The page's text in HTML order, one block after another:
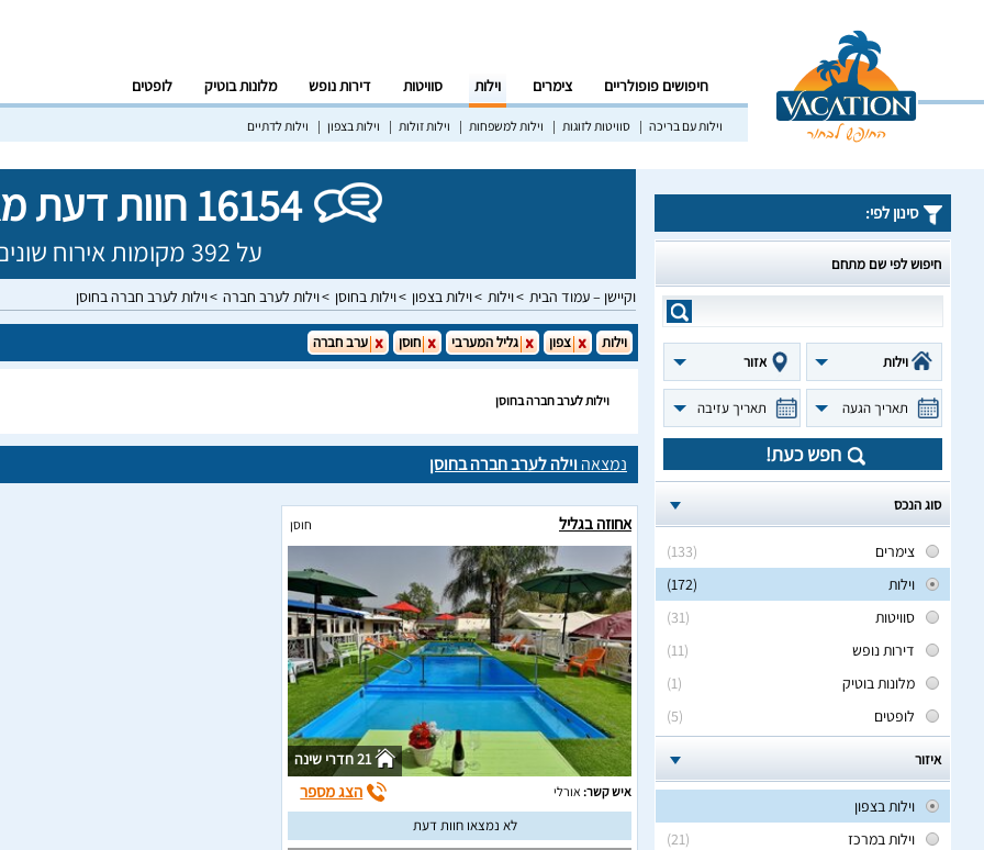
חיפושים פופולריים צימרים וילות סוויטות דירות נופש מלונות בוטיק לופטים
וילות עם בריכה סוויטות לזוגות וילות למשפחות וילות זולות וילות בצפון וילות לדתיים
16154 חוות דעת מאומתות!
על 392 מקומות אירוח שונים בישראל
וקיישן – עמוד הבית וילות וילות בצפון וילות בחוסן וילות לערב חברה וילות לערב חברה בחוסן
סינון לפי:
חיפוש לפי שם מתחם
וילות אזור
תאריך הגעה תאריך עזיבה
חפש כעת!
סוג הנכס
(133)
צימרים
(172)
וילות
(31)
סוויטות
(11)
דירות נופש
(1)
מלונות בוטיק
(5)
לופטים
איזור
וילות בצפון
(21)
וילות במרכז
וילות צפון גליל המערבי חוסן ערב חברה
וילות לערב חברה בחוסן
נמצאהוילה לערב חברה בחוסן
אחוזה בגליל חוסן
21 חדרי שינה
איש קשר: אורלי הצג מספר
לא נמצאו חוות דעת